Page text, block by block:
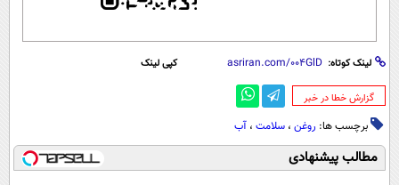
لینک کوتاه: کپی لینک
‌گزارش خطا در خبر
برچسب ها: روغن ، سلامت ، آب
مطالب پیشنهادی